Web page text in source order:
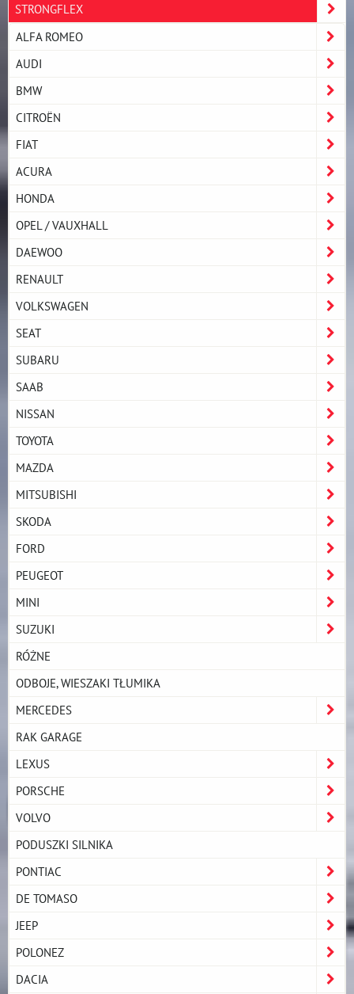
STRONGFLEX
ALFA ROMEO
AUDI
BMW
CITROËN
FIAT
ACURA
HONDA
OPEL / VAUXHALL
DAEWOO
RENAULT
VOLKSWAGEN
SEAT
SUBARU
SAAB
NISSAN
TOYOTA
MAZDA
MITSUBISHI
SKODA
FORD
PEUGEOT
MINI
SUZUKI
RÓŻNE
ODBOJE, WIESZAKI TŁUMIKA
MERCEDES
RAK GARAGE
LEXUS
PORSCHE
VOLVO
PODUSZKI SILNIKA
PONTIAC
DE TOMASO
JEEP
POLONEZ
DACIA